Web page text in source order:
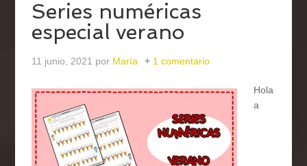
Series numéricas
especial verano
11 junio, 2021 por María 1 comentario
Hola
a